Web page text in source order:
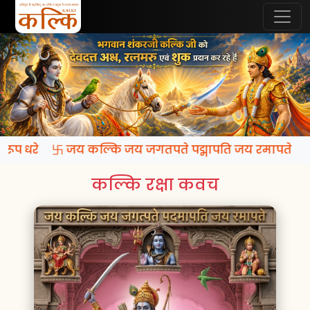
धरे 卐 जय कल्कि जय जगतपते पद्मापति जय रमापते
कल्कि रक्षा कवच